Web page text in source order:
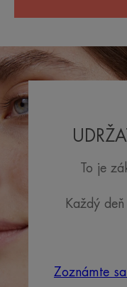
To je
Každý
Zoznámte